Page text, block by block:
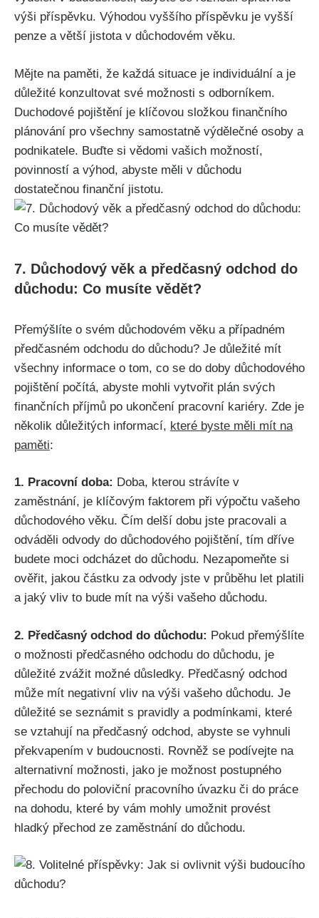
výši příspěvku. Výhodou vyššího příspěvku je vyšší
penze a větší jistota v důchodovém věku.
Mějte na paměti, že každá situace je individuální a je
důležité konzultovat své možnosti s odborníkem.
Duchodové pojištění je klíčovou složkou finančního
plánování pro všechny samostatně výdělečné osoby a
podnikatele. Buďte si vědomi vašich možností,
povinností a výhod, abyste měli v důchodu
dostatečnou finanční jistotu.
7. Důchodový věk a předčasný odchod do
důchodu: Co musíte vědět?
Přemýšlíte o svém důchodovém věku a případném
předčasném odchodu do důchodu? Je důležité mít
všechny informace o tom, co se do doby důchodového
pojištění počítá, abyste mohli vytvořit plán svých
finančních příjmů po ukončení pracovní kariéry. Zde je
několik důležitých informací, které byste měli mít na
paměti:
1. Pracovní doba: Doba, kterou strávíte v
zaměstnání, je klíčovým faktorem při výpočtu vašeho
důchodového věku. Čím delší dobu jste pracovali a
odváděli odvody do důchodového pojištění, tím dříve
budete moci odcházet do důchodu. Nezapomeňte si
ověřit, jakou částku za odvody jste v průběhu let platili
a jaký vliv to bude mít na výši vašeho důchodu.
2. Předčasný odchod do důchodu: Pokud přemýšlíte
o možnosti předčasného odchodu do důchodu, je
důležité zvážit možné důsledky. Předčasný odchod
může mít negativní vliv na výši vašeho důchodu. Je
důležité se seznámit s pravidly a podmínkami, které
se vztahují na předčasný odchod, abyste se vyhnuli
překvapením v budoucnosti. Rovněž se podívejte na
alternativní možnosti, jako je možnost postupného
přechodu do poloviční pracovního úvazku či do práce
na dohodu, které by vám mohly umožnit provést
hladký přechod ze zaměstnání do důchodu.